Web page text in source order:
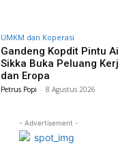
UMKM dan Koperasi
Gandeng Kopdit Pintu
Sikka Buka Peluang
dan Eropa
Petrus Popi - 8 Agustus 2026
- Advertisement -